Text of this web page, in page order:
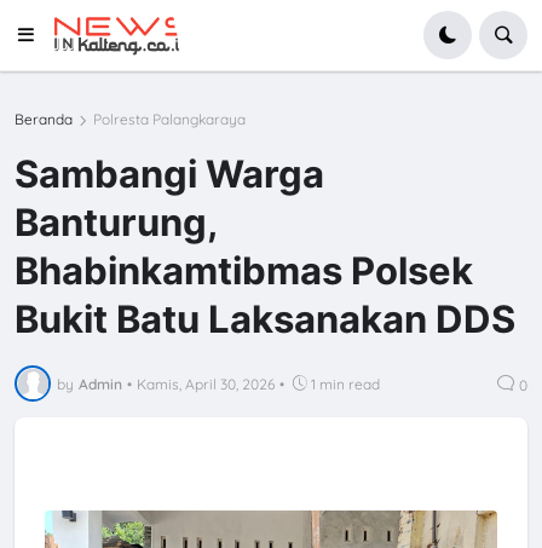
Beranda Polresta Palangkaraya
Sambangi Warga
Banturung,
Bhabinkamtibmas Polsek
Bukit Batu Laksanakan DDS
by Admin • Kamis, April 30, 2026 • 1 min read 0